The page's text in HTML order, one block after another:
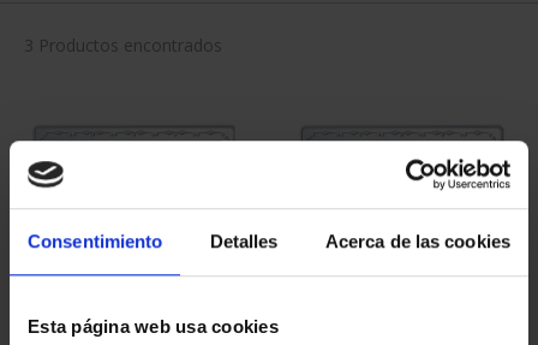
Consentimiento Detalles Acerca de las cookies
Esta página web usa cookies
3 Productos encontrados